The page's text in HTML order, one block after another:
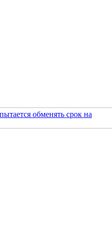
обменять срок на